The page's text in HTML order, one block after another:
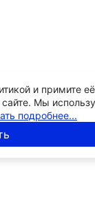
и примите
Мы
подробнее...